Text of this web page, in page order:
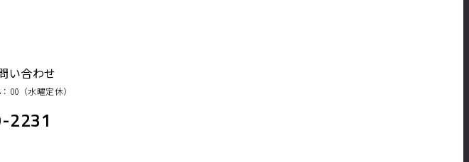
い合わせ
00（水曜定休）
2231